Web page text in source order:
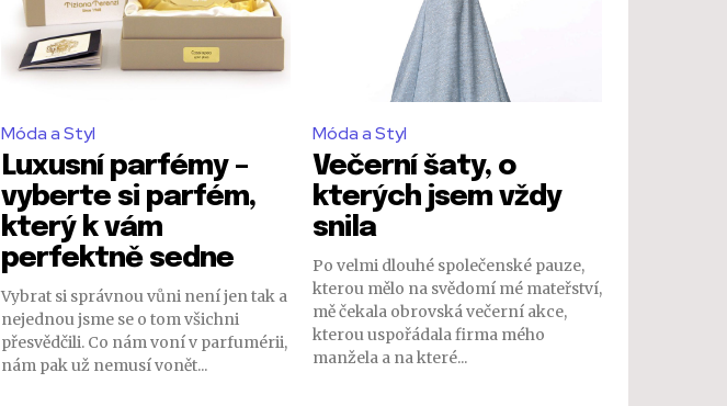
Móda a Styl
Luxusní parfémy –
vyberte si parfém,
který k vám
perfektně sedne
Vybrat si správnou vůni není jen tak a
nejednou jsme se o tom všichni
přesvědčili. Co nám voní v parfumérii,
nám pak už nemusí vonět...
Móda a Styl
Večerní šaty, o
kterých jsem vždy
snila
Po velmi dlouhé společenské pauze,
kterou mělo na svědomí mé mateřství,
mě čekala obrovská večerní akce,
kterou uspořádala firma mého
manžela a na které...